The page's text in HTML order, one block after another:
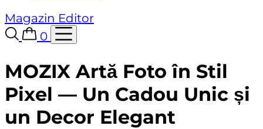
Magazin Editor
0
MOZIX Artă Foto în Stil
Pixel — Un Cadou Unic și
un Decor Elegant